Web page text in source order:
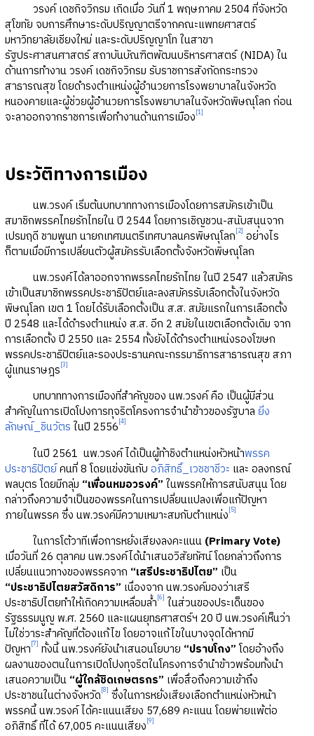
วรงค์ เดชกิจวิกรม เกิดเมื่อ วันที่ 1 พฤษภาคม 2504 ที่จังหวัด
สุโขทัย จบการศึกษาระดับปริญญาตรีจากคณะแพทยศาสตร์
มหาวิทยาลัยเชียงใหม่ และระดับปริญญาโท ในสาขา
รัฐประศาสนศาสตร์ สถาบันบัณฑิตพัฒนบริหารศาสตร์ (NIDA) ใน
ด้านการทำงาน วรงค์ เดชกิจวิกรม รับราชการสังกัดกระทรวง
สาธารณสุข โดยดำรงตำแหน่งผู้อำนวยการโรงพยาบาลในจังหวัด
หนองคายและผู้ช่วยผู้อำนวยการโรงพยาบาลในจังหวัดพิษณุโลก ก่อน
จะลาออกจากราชการเพื่อทำงานด้านการเมือง[1]
ประวัติทางการเมือง
นพ.วรงค์ เริ่มต้นบทบาททางการเมืองโดยการสมัครเข้าเป็น
สมาชิกพรรคไทยรักไทยใน ปี 2544 โดยการเชิญชวน-สนับสนุนจาก
เปรมฤดี ชามพูนท นายกเทศมนตรีเทศบาลนครพิษณุโลก[2] อย่างไร
ก็ตามเมื่อมีการเปลี่ยนตัวผู้สมัครรับเลือกตั้งจังหวัดพิษณุโลก
นพ.วรงค์ได้ลาออกจากพรรคไทยรักไทย ในปี 2547 แล้วสมัคร
เข้าเป็นสมาชิกพรรคประชาธิปัตย์และลงสมัครรับเลือกตั้งในจังหวัด
พิษณุโลก เขต 1 โดยได้รับเลือกตั้งเป็น ส.ส. สมัยแรกในการเลือกตั้ง
ปี 2548 และได้ดำรงตำแหน่ง ส.ส. อีก 2 สมัยในเขตเลือกตั้งเดิม จาก
การเลือกตั้ง ปี 2550 และ 2554 ทั้งยังได้ดำรงตำแหน่งรองโฆษก
พรรคประชาธิปัตย์และรองประธานคณะกรรมาธิการสาธารณสุข สภา
ผู้แทนราษฎร[3]
บทบาททางการเมืองที่สำคัญของ นพ.วรงค์ คือ เป็นผู้มีส่วน
สำคัญในการเปิดโปงการทุจริตโครงการจำนำข้าวของรัฐบาล ยิ่ง
ลักษณ์_ชินวัตร ในปี 2556[4]
ในปี 2561 นพ.วรงค์ ได้เป็นผู้ท้าชิงตำแหน่งหัวหน้าพรรค
ประชาธิปัตย์คนที่ 8 โดยแข่งขันกับ อภิสิทธิ์_เวชชาชีวะ และ อลงกรณ์
พลบุตร โดยมีกลุ่ม “เพื่อนหมอวรงค์” ในพรรคให้การสนับสนุน โดย
กล่าวถึงความจำเป็นของพรรคในการเปลี่ยนแปลงเพื่อแก้ปัญหา
ภายในพรรค ซึ่ง นพ.วรงค์มีความเหมาะสมกับตำแหน่ง[5]
ในการโต้วาทีเพื่อการหยั่งเสียงลงคะแนน (Primary Vote)
เมื่อวันที่ 26 ตุลาคม นพ.วรงค์ได้นำเสนอวิสัยทัศน์ โดยกล่าวถึงการ
เปลี่ยนแนวทางของพรรคจาก “เสรีประชาธิปไตย” เป็น
“ประชาธิปไตยสวัสดิการ” เนื่องจาก นพ.วรงค์มองว่าเสรี
ประชาธิปไตยทำให้เกิดความเหลื่อมล้ำ[6] ในส่วนของประเด็นของ
รัฐธรรมนูญ พ.ศ. 2560 และแผนยุทธศาสตร์ฯ 20 ปี นพ.วรงค์เห็นว่า
ไม่ใช่วาระสำคัญที่ต้องแก้ไข โดยอาจแก้ไขในบางจุดได้หากมี
ปัญหา[7] ทั้งนี้ นพ.วรงค์ยังนำเสนอนโยบาย “ปราบโกง”โดยอ้างถึง
ผลงานของตนในการเปิดโปงทุจริตในโครงการจำนำข้าวพร้อมทั้งนำ
เสนอความเป็น “ผู้ใกล้ชิดเกษตรกร” เพื่อสื่อถึงความเข้าถึง
ประชาชนในต่างจังหวัด[8] ซึ่งในการหยั่งเสียงเลือกตำแหน่งหัวหน้า
พรรคนี้ นพ.วรงค์ ได้คะแนนเสียง 57,689 คะแนน โดยพ่ายแพ้ต่อ
อภิสิทธิ์ ที่ได้ 67,005 คะแนนเสียง[9]